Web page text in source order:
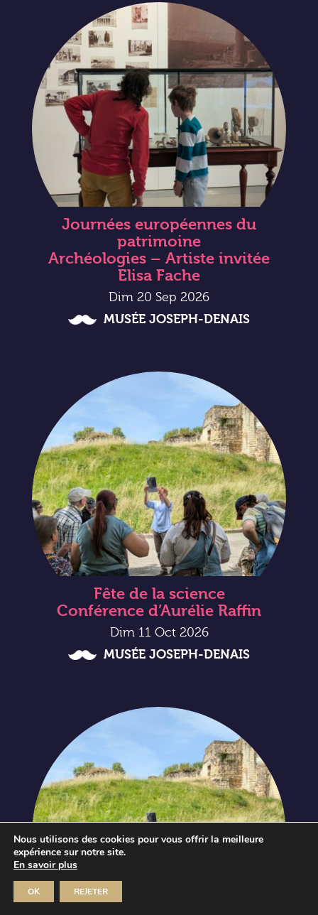
Journées européennes du
patrimoine
Archéologies – Artiste invitée
Elisa Fache
Dim 20 Sep 2026
MUSÉE JOSEPH-DENAIS
Fête de la science
Conférence d’Aurélie Raffin
Dim 11 Oct 2026
MUSÉE JOSEPH-DENAIS
Nous utilisons des cookies pour vous offrir la meilleure
expérience sur notre site.
En savoir plus
OK REJETER